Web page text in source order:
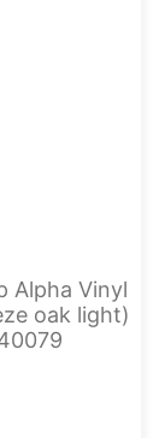
Alpha Vinyl
oak light)